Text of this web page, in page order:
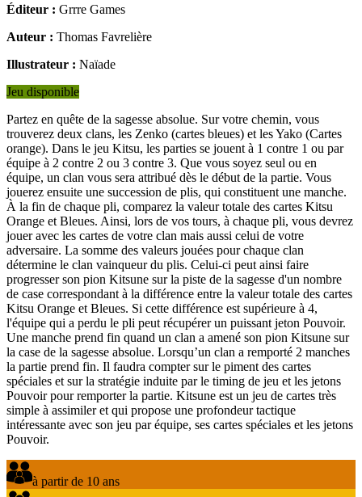
Éditeur : Grrre Games
Auteur : Thomas Favrelière
Illustrateur : Naïade
Jeu disponible
Partez en quête de la sagesse absolue. Sur votre chemin, vous
trouverez deux clans, les Zenko (cartes bleues) et les Yako (Cartes
orange). Dans le jeu Kitsu, les parties se jouent à 1 contre 1 ou par
équipe à 2 contre 2 ou 3 contre 3. Que vous soyez seul ou en
équipe, un clan vous sera attribué dès le début de la partie. Vous
jouerez ensuite une succession de plis, qui constituent une manche.
À la fin de chaque pli, comparez la valeur totale des cartes Kitsu
Orange et Bleues. Ainsi, lors de vos tours, à chaque pli, vous devrez
jouer avec les cartes de votre clan mais aussi celui de votre
adversaire. La somme des valeurs jouées pour chaque clan
détermine le clan vainqueur du plis. Celui-ci peut ainsi faire
progresser son pion Kitsune sur la piste de la sagesse d'un nombre
de case correspondant à la différence entre la valeur totale des cartes
Kitsu Orange et Bleues. Si cette différence est supérieure à 4,
l'équipe qui a perdu le pli peut récupérer un puissant jeton Pouvoir.
Une manche prend fin quand un clan a amené son pion Kitsune sur
la case de la sagesse absolue. Lorsqu’un clan a remporté 2 manches
la partie prend fin. Il faudra compter sur le piment des cartes
spéciales et sur la stratégie induite par le timing de jeu et les jetons
Pouvoir pour remporter la partie. Kitsune est un jeu de cartes très
simple à assimiler et qui propose une profondeur tactique
intéressante avec son jeu par équipe, ses cartes spéciales et les jetons
Pouvoir.
à partir de 10 ans